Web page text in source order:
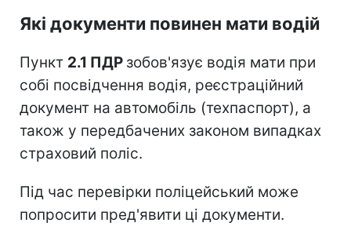
Які документи повинен мати водій
Пункт 2.1 ПДР зобов'язує водія мати при
собі посвідчення водія, реєстраційний
документ на автомобіль (техпаспорт), а
також у передбачених законом випадках
страховий поліс.
Під час перевірки поліцейський може
попросити пред'явити ці документи.